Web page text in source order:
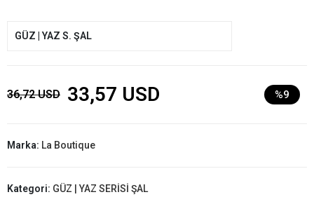
GÜZ | YAZ S. ŞAL
36,72 USD 33,57 USD %9
Marka: La Boutique
Kategori: GÜZ | YAZ SERİSİ ŞAL